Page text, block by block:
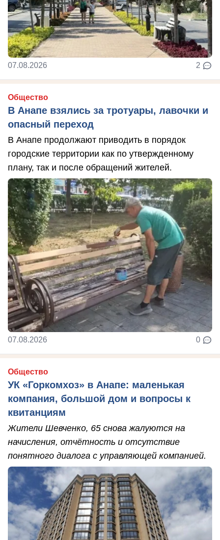
07.08.2026 2
Общество
В Анапе взялись за тротуары, лавочки и
опасный переход
В Анапе продолжают приводить в порядок
городские территории как по утвержденному
плану, так и после обращений жителей.
07.08.2026 0
Общество
УК «Горкомхоз» в Анапе: маленькая
компания, большой дом и вопросы к
квитанциям
Жители Шевченко, 65 снова жалуются на
начисления, отчётность и отсутствие
понятного диалога с управляющей компанией.